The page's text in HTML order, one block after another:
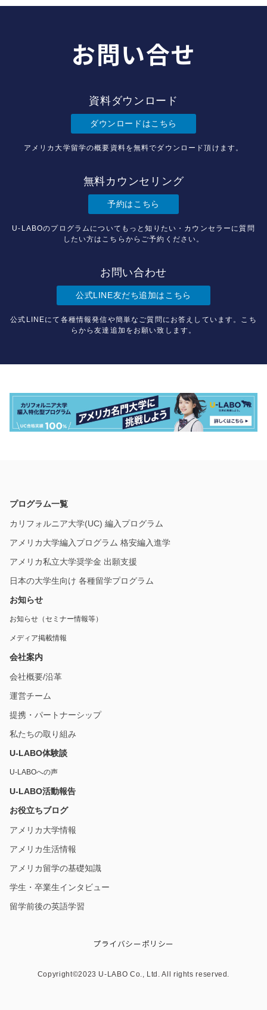
お問い合せ
資料ダウンロード
ダウンロードはこちら
アメリカ大学留学の概要資料を無料でダウンロード頂けます。
無料カウンセリング
予約はこちら
U-LABOのプログラムについてもっと知りたい・カウンセラーに質問
したい方はこちらからご予約ください。
お問い合わせ
公式LINE友だち追加はこちら
公式LINEにて各種情報発信や簡単なご質問にお答えしています。こち
らから友達追加をお願い致します。
プログラム一覧
カリフォルニア大学(UC) 編入プログラム
アメリカ大学編入プログラム 格安編入進学
アメリカ私立大学奨学金 出願支援
日本の大学生向け 各種留学プログラム
お知らせ
お知らせ（セミナー情報等）
メディア掲載情報
会社案内
会社概要/沿革
運営チーム
提携・パートナーシップ
私たちの取り組み
U-LABO体験談
U-LABOへの声
U-LABO活動報告
お役立ちブログ
アメリカ大学情報
アメリカ生活情報
アメリカ留学の基礎知識
学生・卒業生インタビュー
留学前後の英語学習
プライバシーポリシー
Copyright©︎2023 U-LABO Co., Ltd. All rights reserved.